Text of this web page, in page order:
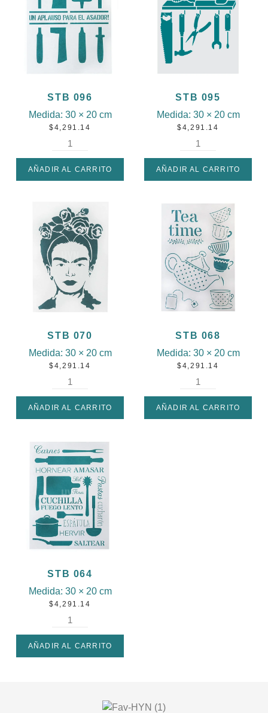
STB 096
Medida: 30 × 20 cm
$4,291.14
AÑADIR AL CARRITO
STB 095
Medida: 30 × 20 cm
$4,291.14
AÑADIR AL CARRITO
STB 070
Medida: 30 × 20 cm
$4,291.14
AÑADIR AL CARRITO
STB 068
Medida: 30 × 20 cm
$4,291.14
AÑADIR AL CARRITO
STB 064
Medida: 30 × 20 cm
$4,291.14
AÑADIR AL CARRITO